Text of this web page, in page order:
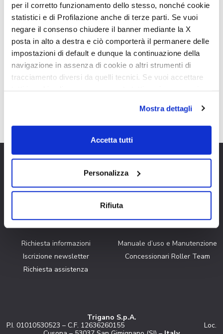
per il corretto funzionamento dello stesso, nonché cookie
statistici e di Profilazione anche di terze parti. Se vuoi
negare il consenso chiudere il banner mediante la X
posta in alto a destra e ciò comporterà il permanere delle
impostazioni di default e dunque la continuazione della
navigazione in assenza di cookie o altri strumenti di
tracciamento diversi da quelli tecnici. Se vuoi accettare
su acconsento selezionati. Se vuoi saperne di più clicca
qui. Cliccando sul tasto "Acconsento" permetti l'utilizzo
Mostra dettagli
Accetta tutti
Personalizza
Rifiuta
Zefiro 266 TL/P
Zefiro 267 TL
Privacy Policy
Prima volta in camper
Quale camper stai cercando?
Richiesta informazioni
Iscrizione newsletter
Richiesta assistenza
Manuale d’uso e Manutenzione
Concessionari Roller Team
Trigano S.p.A.
P.I. 01010530523 – C.F. 12636260155 Loc.